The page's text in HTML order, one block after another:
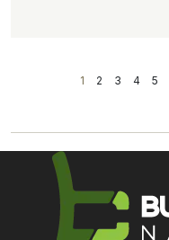
1 2 3 4 5